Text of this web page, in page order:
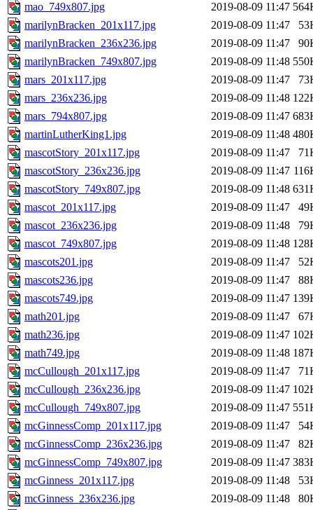
mao_749x807.jpg
2019-08-09 11:47
marilynBracken_201x117.jpg
2019-08-09 11:47
marilynBracken_236x236.jpg
2019-08-09 11:47
marilynBracken_749x807.jpg
2019-08-09 11:48
mars_201x117.jpg
2019-08-09 11:47
mars_236x236.jpg
2019-08-09 11:48
mars_794x807.jpg
2019-08-09 11:47
martinLutherKing1.jpg
2019-08-09 11:48
mascotStory_201x117.jpg
2019-08-09 11:47
mascotStory_236x236.jpg
2019-08-09 11:47
mascotStory_749x807.jpg
2019-08-09 11:48
mascot_201x117.jpg
2019-08-09 11:47
mascot_236x236.jpg
2019-08-09 11:48
mascot_749x807.jpg
2019-08-09 11:48
mascots201.jpg
2019-08-09 11:47
mascots236.jpg
2019-08-09 11:47
mascots749.jpg
2019-08-09 11:47
math201.jpg
2019-08-09 11:47
math236.jpg
2019-08-09 11:47
math749.jpg
2019-08-09 11:48
mcCullough_201x117.jpg
2019-08-09 11:47
mcCullough_236x236.jpg
2019-08-09 11:47
mcCullough_749x807.jpg
2019-08-09 11:47
mcGinnessComp_201x117.jpg
2019-08-09 11:47
mcGinnessComp_236x236.jpg
2019-08-09 11:47
mcGinnessComp_749x807.jpg
2019-08-09 11:47
mcGinness_201x117.jpg
2019-08-09 11:48
mcGinness_236x236.jpg
2019-08-09 11:48